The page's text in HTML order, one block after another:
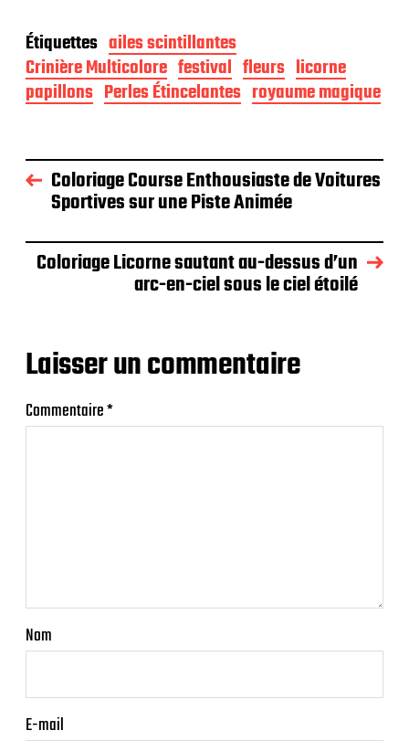
Étiquettes ailes scintillantes
Crinière Multicolore festival fleurs licorne
papillons Perles Étincelantes royaume magique
Coloriage Course Enthousiaste de Voitures
Sportives sur une Piste Animée
Coloriage Licorne sautant au-dessus d’un
arc-en-ciel sous le ciel étoilé
Laisser un commentaire
Commentaire*
Nom
E-mail